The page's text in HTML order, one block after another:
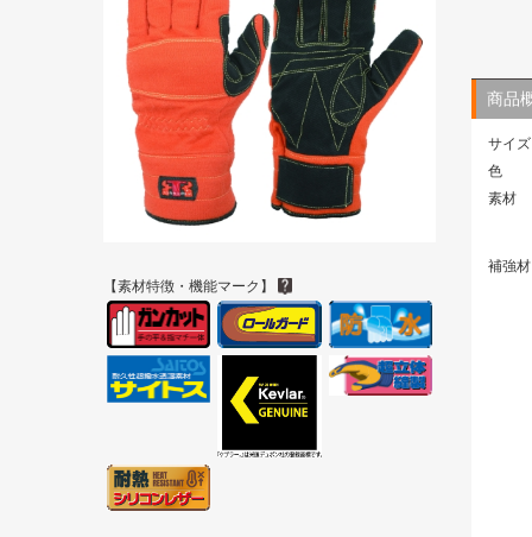
【素材特徴・機能マーク】
商品
サイズ
色
素材
補強材